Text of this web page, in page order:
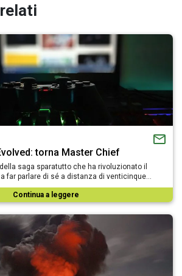
torna Master Chief
saga sparatutto che ha rivoluzionato il
far parlare di sé a distanza di venticinque…
Continua a leggere